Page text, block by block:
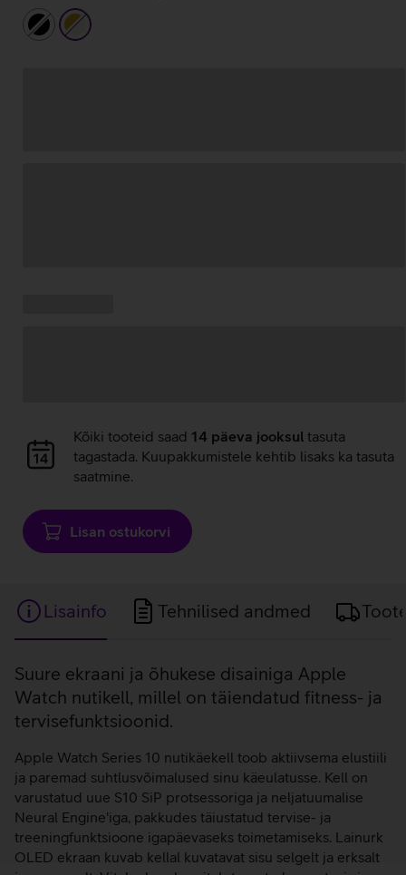
mustkuldne/beež
Andmete
laadimine
Kõiki tooteid saad 14 päeva jooksul tasuta
tagastada. Kuupakkumistele kehtib lisaks ka tasuta
saatmine.
Lisan ostukorvi
Lisainfo Tehnilised andmed
Lisainfo
Suure ekraani ja õhukese disainiga Apple
Watch nutikell, millel on täiendatud fitness- ja
tervisefunktsioonid.
Apple Watch Series 10 nutikäekell toob aktiivsema elustiili
ja paremad suhtlusvõimalused sinu käeulatusse. Kell on
varustatud uue S10 SiP protsessoriga ja neljatuumalise
Neural Engine'iga, pakkudes täiustatud tervise- ja
treeningfunktsioone igapäevaseks toimetamiseks. Lainurk
OLED ekraan kuvab kellal kuvatavat sisu selgelt ja erksalt